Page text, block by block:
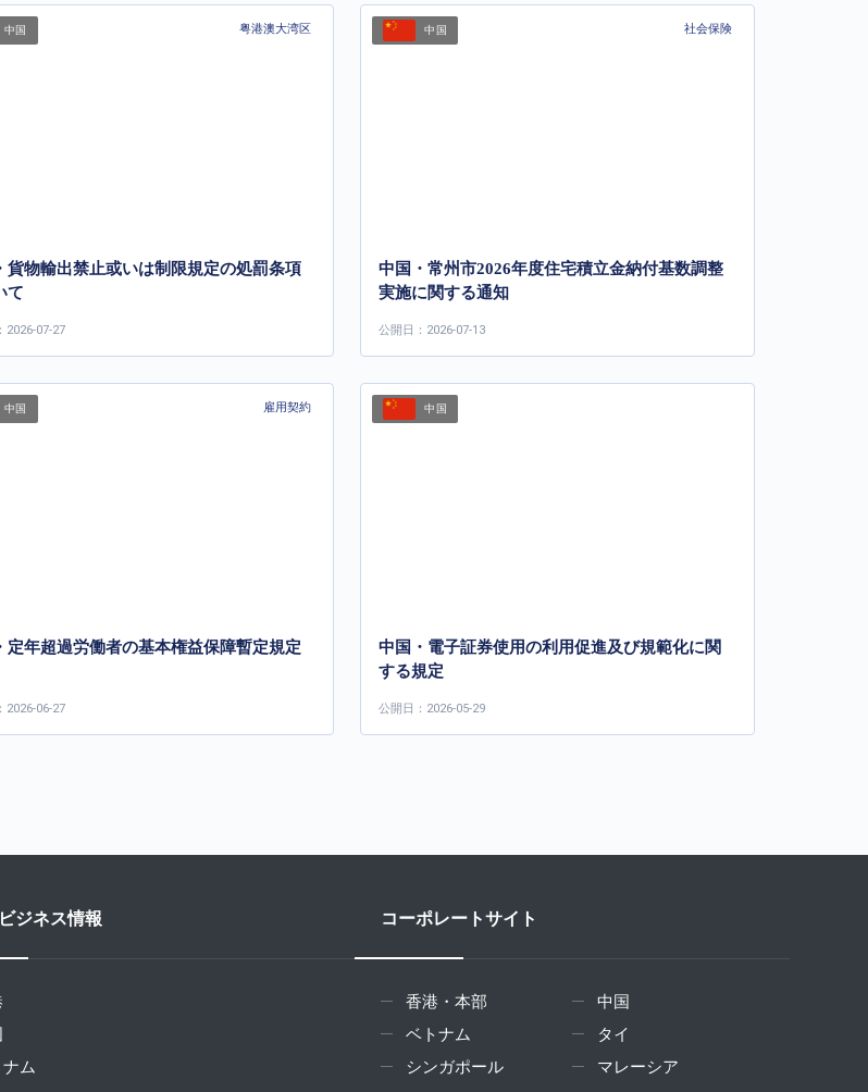
中国 粤港澳大湾区
貨物輸出禁止或いは制限規定の処罰条項
て
2026-07-27
中国 社会保険
中国・常州市2026年度住宅積立金納付基数調整
実施に関する通知
公開日：2026-07-13
中国 雇用契約
定年超過労働者の基本権益保障暫定規定
2026-06-27
中国
中国・電子証券使用の利用促進及び規範化に関
する規定
公開日：2026-05-29
ジネス情報
ム
コーポレートサイト
香港・本部
中国
ベトナム
タイ
シンガポール
マレーシア